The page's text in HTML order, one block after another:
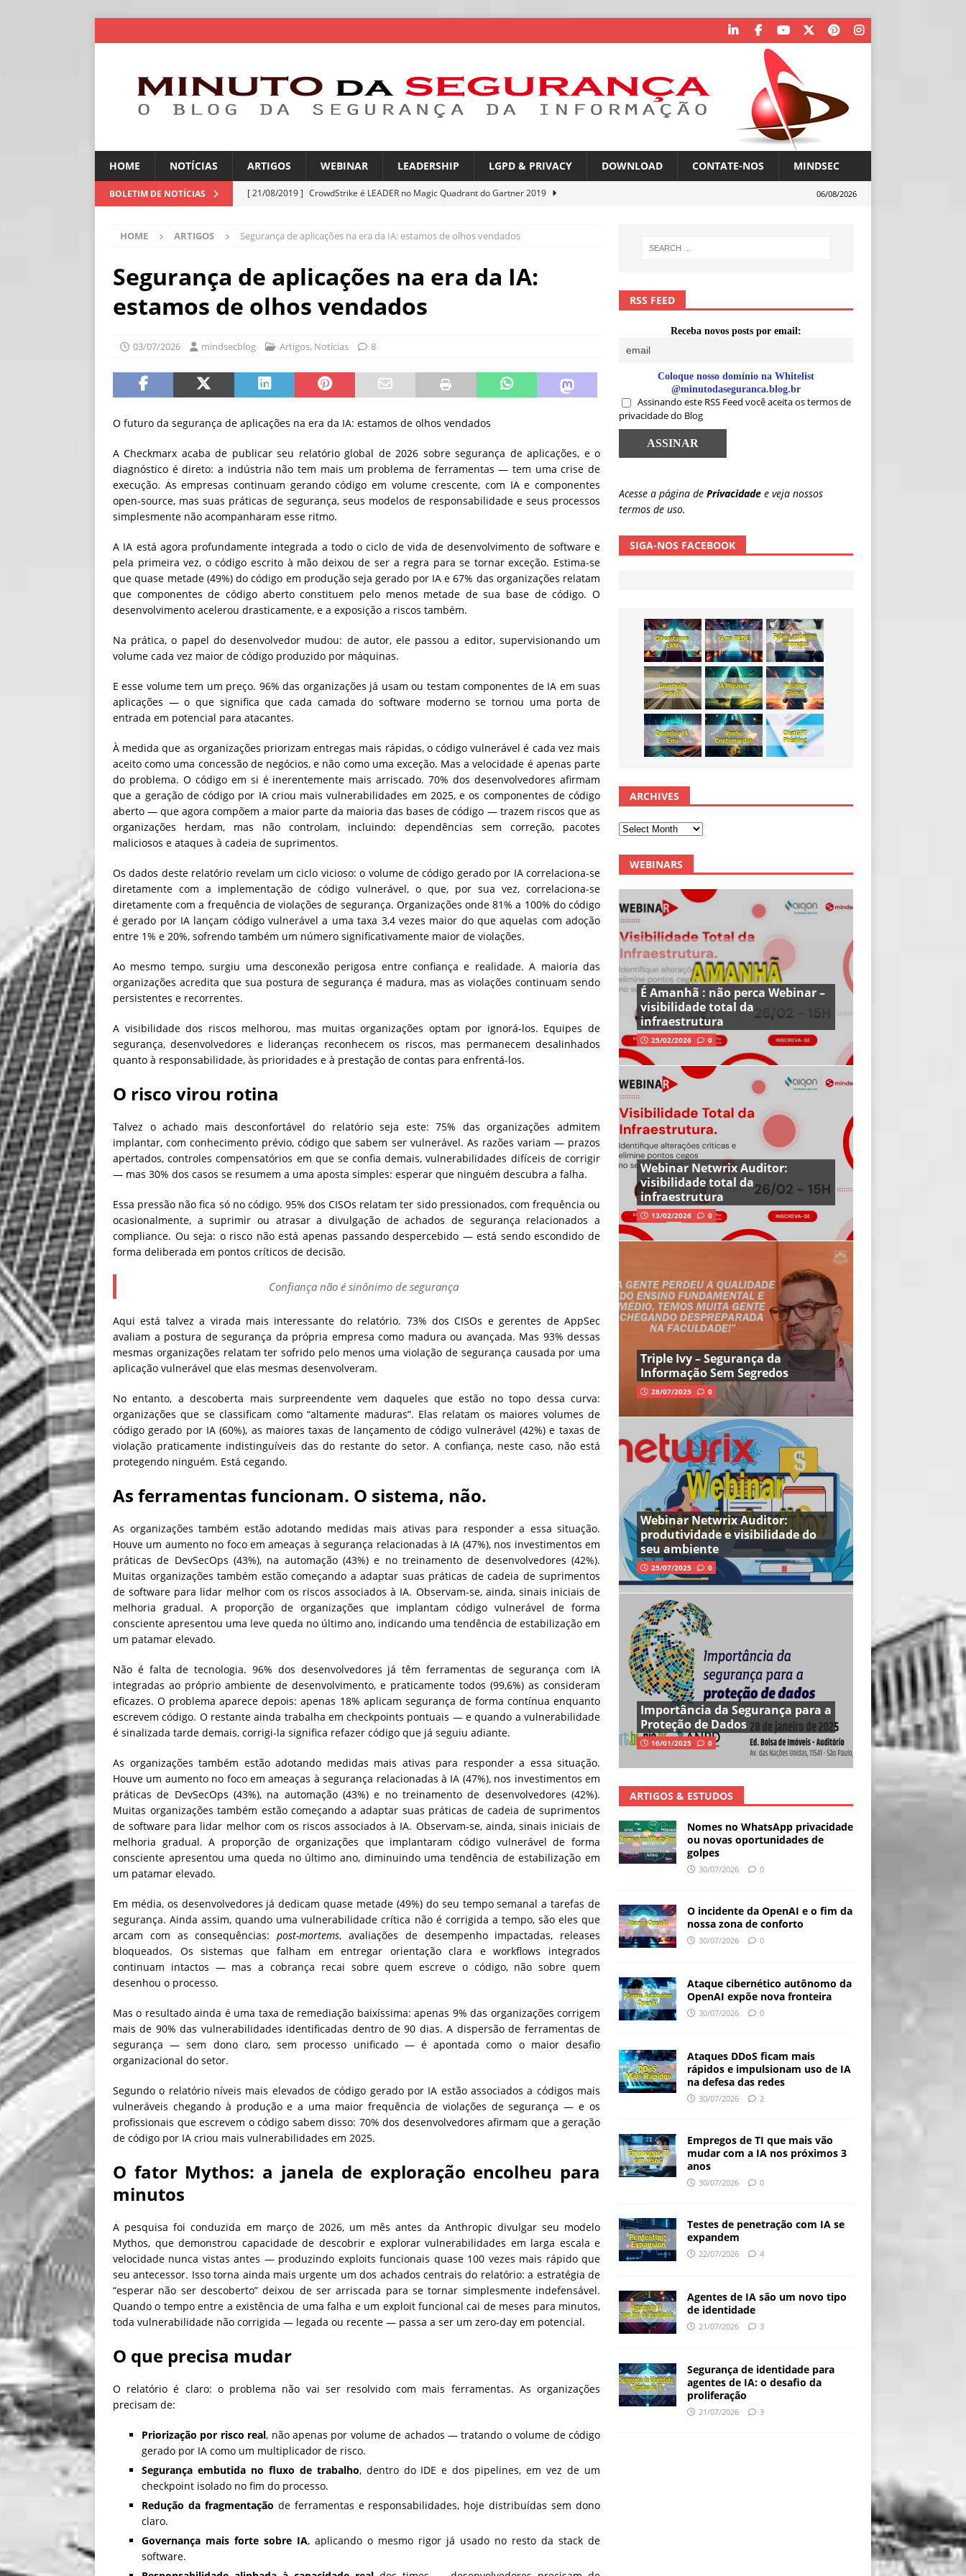
HOME NOTÍCIAS ARTIGOS WEBINAR LEADERSHIP LGPD & PRIVACY DOWNLOAD CONTATE-NOS MINDSEC
BOLETIM DE NOTÍCIAS [ 21/08/2019 ] CrowdStrike é LEADER no Magic Quadrant do Gartner 2019
[ 06/08/2026 ] América Latina é a segunda região mais exposta a ciberameaças
industriais
NOTÍCIAS
[ 06/08/2026 ]
IA amplia desafio de segurança e governança nas redes corporativas
NOTÍCIAS
[ 06/08/2026 ]
[ 06/08/2026 ]
Sem guardrails, a autonomia da IA se torna um risco
NOTÍCIAS
06/08/2026
HOME ARTIGOS Segurança de aplicações na era da IA: estamos de olhos vendados
Segurança de aplicações na era da IA:
estamos de olhos vendados
03/07/2026 mindsecblog Artigos, Notícias 8
O futuro da segurança de aplicações na era da IA: estamos de olhos vendados
A Checkmarx acaba de publicar seu relatório global de 2026 sobre segurança de aplicações, e o
diagnóstico é direto: a indústria não tem mais um problema de ferramentas — tem uma crise de
execução. As empresas continuam gerando código em volume crescente, com IA e componentes
open-source, mas suas práticas de segurança, seus modelos de responsabilidade e seus processos
simplesmente não acompanharam esse ritmo.
A IA está agora profundamente integrada a todo o ciclo de vida de desenvolvimento de software e
pela primeira vez, o código escrito à mão deixou de ser a regra para se tornar exceção. Estima-se
que quase metade (49%) do código em produção seja gerado por IA e 67% das organizações relatam
que componentes de código aberto constituem pelo menos metade de sua base de código. O
desenvolvimento acelerou drasticamente, e a exposição a riscos também.
Na prática, o papel do desenvolvedor mudou: de autor, ele passou a editor, supervisionando um
volume cada vez maior de código produzido por máquinas.
E esse volume tem um preço. 96% das organizações já usam ou testam componentes de IA em suas
aplicações — o que significa que cada camada do software moderno se tornou uma porta de
entrada em potencial para atacantes.
À medida que as organizações priorizam entregas mais rápidas, o código vulnerável é cada vez mais
aceito como uma concessão de negócios, e não como uma exceção. Mas a velocidade é apenas parte
do problema. O código em si é inerentemente mais arriscado. 70% dos desenvolvedores afirmam
que a geração de código por IA criou mais vulnerabilidades em 2025, e os componentes de código
aberto — que agora compõem a maior parte da maioria das bases de código — trazem riscos que as
organizações herdam, mas não controlam, incluindo: dependências sem correção, pacotes
maliciosos e ataques à cadeia de suprimentos.
Os dados deste relatório revelam um ciclo vicioso: o volume de código gerado por IA correlaciona-se
diretamente com a implementação de código vulnerável, o que, por sua vez, correlaciona-se
diretamente com a frequência de violações de segurança. Organizações onde 81% a 100% do código
é gerado por IA lançam código vulnerável a uma taxa 3,4 vezes maior do que aquelas com adoção
entre 1% e 20%, sofrendo também um número significativamente maior de violações.
Ao mesmo tempo, surgiu uma desconexão perigosa entre confiança e realidade. A maioria das
organizações acredita que sua postura de segurança é madura, mas as violações continuam sendo
persistentes e recorrentes.
A visibilidade dos riscos melhorou, mas muitas organizações optam por ignorá-los. Equipes de
segurança, desenvolvedores e lideranças reconhecem os riscos, mas permanecem desalinhados
quanto à responsabilidade, às prioridades e à prestação de contas para enfrentá-los.
O risco virou rotina
Talvez o achado mais desconfortável do relatório seja este: 75% das organizações admitem
implantar, com conhecimento prévio, código que sabem ser vulnerável. As razões variam — prazos
apertados, controles compensatórios em que se confia demais, vulnerabilidades difíceis de corrigir
— mas 30% dos casos se resumem a uma aposta simples: esperar que ninguém descubra a falha.
Essa pressão não fica só no código. 95% dos CISOs relatam ter sido pressionados, com frequência ou
ocasionalmente, a suprimir ou atrasar a divulgação de achados de segurança relacionados a
compliance. Ou seja: o risco não está apenas passando despercebido — está sendo escondido de
forma deliberada em pontos críticos de decisão.
Confiança não é sinônimo de segurança
Aqui está talvez a virada mais interessante do relatório. 73% dos CISOs e gerentes de AppSec
avaliam a postura de segurança da própria empresa como madura ou avançada. Mas 93% dessas
mesmas organizações relatam ter sofrido pelo menos uma violação de segurança causada por uma
aplicação vulnerável que elas mesmas desenvolveram.
No entanto, a descoberta mais surpreendente vem daqueles que estão no topo dessa curva:
organizações que se classificam como “altamente maduras”. Elas relatam os maiores volumes de
código gerado por IA (60%), as maiores taxas de lançamento de código vulnerável (42%) e taxas de
violação praticamente indistinguíveis das do restante do setor. A confiança, neste caso, não está
protegendo ninguém. Está cegando.
As ferramentas funcionam. O sistema, não.
As organizações também estão adotando medidas mais ativas para responder a essa situação.
Houve um aumento no foco em ameaças à segurança relacionadas à IA (47%), nos investimentos em
práticas de DevSecOps (43%), na automação (43%) e no treinamento de desenvolvedores (42%).
Muitas organizações também estão começando a adaptar suas práticas de cadeia de suprimentos
de software para lidar melhor com os riscos associados à IA. Observam-se, ainda, sinais iniciais de
melhoria gradual. A proporção de organizações que implantam código vulnerável de forma
consciente apresentou uma leve queda no último ano, indicando uma tendência de estabilização em
um patamar elevado.
Não é falta de tecnologia. 96% dos desenvolvedores já têm ferramentas de segurança com IA
integradas ao próprio ambiente de desenvolvimento, e praticamente todos (99,6%) as consideram
eficazes. O problema aparece depois: apenas 18% aplicam segurança de forma contínua enquanto
escrevem código. O restante ainda trabalha em checkpoints pontuais — e quando a vulnerabilidade
é sinalizada tarde demais, corrigi-la significa refazer código que já seguiu adiante.
As organizações também estão adotando medidas mais ativas para responder a essa situação.
Houve um aumento no foco em ameaças à segurança relacionadas à IA (47%), nos investimentos em
práticas de DevSecOps (43%), na automação (43%) e no treinamento de desenvolvedores (42%).
Muitas organizações também estão começando a adaptar suas práticas de cadeia de suprimentos
de software para lidar melhor com os riscos associados à IA. Observam-se, ainda, sinais iniciais de
melhoria gradual. A proporção de organizações que implantaram código vulnerável de forma
consciente apresentou uma queda no último ano, diminuindo uma tendência de estabilização em
um patamar elevado.
Em média, os desenvolvedores já dedicam quase metade (49%) do seu tempo semanal a tarefas de
segurança. Ainda assim, quando uma vulnerabilidade crítica não é corrigida a tempo, são eles que
arcam com as consequências: post-mortems, avaliações de desempenho impactadas, releases
bloqueados. Os sistemas que falham em entregar orientação clara e workflows integrados
continuam intactos — mas a cobrança recai sobre quem escreve o código, não sobre quem
desenhou o processo.
Mas o resultado ainda é uma taxa de remediação baixíssima: apenas 9% das organizações corrigem
mais de 90% das vulnerabilidades identificadas dentro de 90 dias. A dispersão de ferramentas de
segurança — sem dono claro, sem processo unificado — é apontada como o maior desafio
organizacional do setor.
Segundo o relatório níveis mais elevados de código gerado por IA estão associados a códigos mais
vulneráveis ​​chegando à produção e a uma maior frequência de violações de segurança — e os
profissionais que escrevem o código sabem disso: 70% dos desenvolvedores afirmam que a geração
de código por IA criou mais vulnerabilidades em 2025.
O fator Mythos: a janela de exploração encolheu para
minutos
A pesquisa foi conduzida em março de 2026, um mês antes da Anthropic divulgar seu modelo
Mythos, que demonstrou capacidade de descobrir e explorar vulnerabilidades em larga escala e
velocidade nunca vistas antes — produzindo exploits funcionais quase 100 vezes mais rápido que
seu antecessor. Isso torna ainda mais urgente um dos achados centrais do relatório: a estratégia de
“esperar não ser descoberto” deixou de ser arriscada para se tornar simplesmente indefensável.
Quando o tempo entre a existência de uma falha e um exploit funcional cai de meses para minutos,
toda vulnerabilidade não corrigida — legada ou recente — passa a ser um zero-day em potencial.
O que precisa mudar
O relatório é claro: o problema não vai ser resolvido com mais ferramentas. As organizações
precisam de:
Priorização por risco real, não apenas por volume de achados — tratando o volume de código
gerado por IA como um multiplicador de risco.
Segurança embutida no fluxo de trabalho, dentro do IDE e dos pipelines, em vez de um
checkpoint isolado no fim do processo.
Redução da fragmentação de ferramentas e responsabilidades, hoje distribuídas sem dono
claro.
Governança mais forte sobre IA, aplicando o mesmo rigor já usado no resto da stack de
software.
RSS FEED
Receba novos posts por email:
Coloque nosso domínio na Whitelist
@minutodaseguranca.blog.br
Assinando este RSS Feed você aceita os termos de
privacidade do Blog
Acesse a página de Privacidade e veja nossos
termos de uso.
SIGA-NOS FACEBOOK
ARCHIVES
WEBINARS
É Amanhã : não perca Webinar –
visibilidade total da
infraestrutura
25/02/2026 0
Webinar Netwrix Auditor:
visibilidade total da
infraestrutura
13/02/2026 0
Triple Ivy – Segurança da
Informação Sem Segredos
28/07/2025 0
Webinar Netwrix Auditor:
produtividade e visibilidade do
seu ambiente
25/07/2025 0
Importância da Segurança para a
Proteção de Dados
16/01/2025 0
ARTIGOS & ESTUDOS
Nomes no WhatsApp privacidade
ou novas oportunidades de
golpes
30/07/2026 0
O incidente da OpenAI e o fim da
nossa zona de conforto
30/07/2026 0
Ataque cibernético autônomo da
OpenAI expõe nova fronteira
30/07/2026 0
Ataques DDoS ficam mais
rápidos e impulsionam uso de IA
na defesa das redes
30/07/2026 2
Empregos de TI que mais vão
mudar com a IA nos próximos 3
anos
30/07/2026 0
Testes de penetração com IA se
expandem
22/07/2026 4
Agentes de IA são um novo tipo
de identidade
21/07/2026 3
Segurança de identidade para
agentes de IA: o desafio da
proliferação
21/07/2026 3